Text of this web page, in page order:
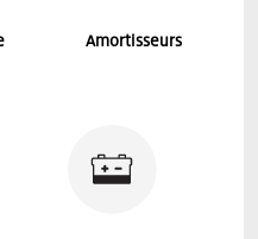
Amortisseurs